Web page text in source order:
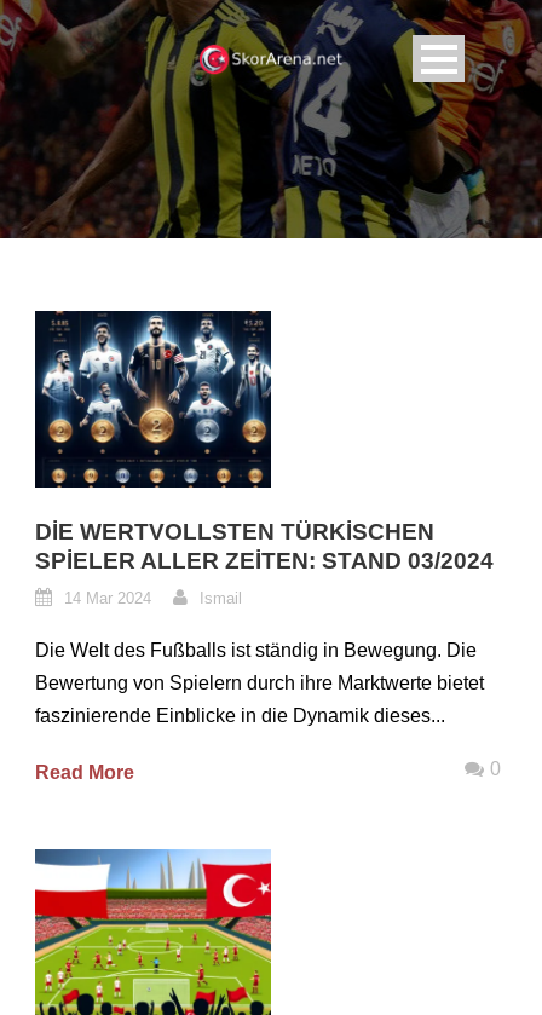
DIE WERTVOLLSTEN TÜRKISCHEN
SPIELER ALLER ZEITEN: STAND 03/2024
14 Mar 2024 Ismail
Die Welt des Fußballs ist ständig in Bewegung. Die
Bewertung von Spielern durch ihre Marktwerte bietet
faszinierende Einblicke in die Dynamik dieses...
Read More 0